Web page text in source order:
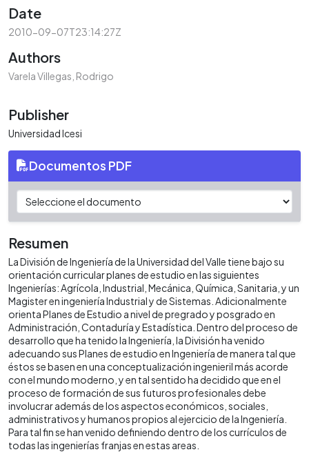
Date
2010-09-07T23:14:27Z
Authors
Varela Villegas, Rodrigo
Publisher
Universidad Icesi
Documentos PDF
Resumen
La División de Ingeniería de la Universidad del Valle tiene bajo su
orientación curricular planes de estudio en las siguientes
Ingenierías: Agrícola, Industrial, Mecánica, Química, Sanitaria, y un
Magister en ingeniería Industrial y de Sistemas. Adicionalmente
orienta Planes de Estudio a nivel de pregrado y posgrado en
Administración, Contaduría y Estadística. Dentro del proceso de
desarrollo que ha tenido la Ingeniería, la División ha venido
adecuando sus Planes de estudio en Ingeniería de manera tal que
éstos se basen en una conceptualización ingenieril más acorde
con el mundo moderno, y en tal sentido ha decidido que en el
proceso de formación de sus futuros profesionales debe
involucrar además de los aspectos económicos, sociales,
administrativos y humanos propios al ejercicio de la Ingeniería.
Para tal fin se han venido definiendo dentro de los currículos de
todas las ingenierías franjas en estas areas.